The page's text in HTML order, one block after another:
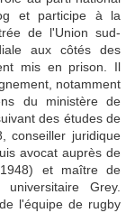
et participe à la
de l'Union sud-
aux côtés des
mis en prison. Il
notamment
du ministère de
des études de
conseiller juridique
avocat auprès de
et maître de
Grey.
l'équipe de rugby